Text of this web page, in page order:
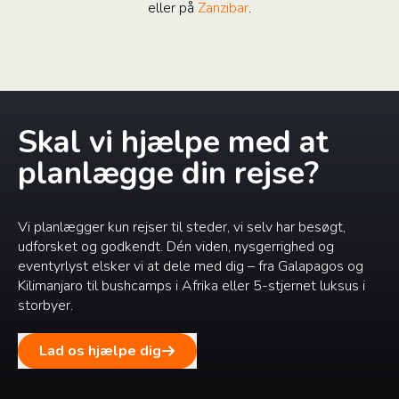
eller på Zanzibar.
Skal vi hjælpe med at
planlægge din rejse?
Vi planlægger kun rejser til steder, vi selv har besøgt,
udforsket og godkendt. Dén viden, nysgerrighed og
eventyrlyst elsker vi at dele med dig – fra Galapagos og
Kilimanjaro til bushcamps i Afrika eller 5-stjernet luksus i
storbyer.
Lad os hjælpe dig